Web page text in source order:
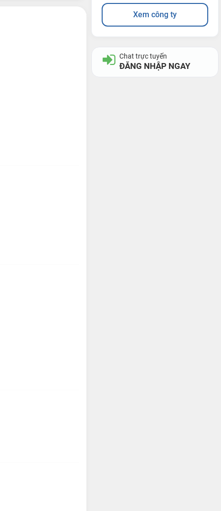
Xem công ty
Chat trực tuyến
ĐĂNG NHẬP NGAY